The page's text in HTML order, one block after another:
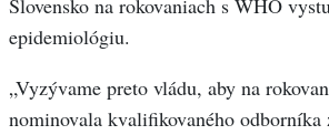
Slovensko na rokovaniach s WHO
epidemiológiu.
„Vyzývame preto vládu, aby na
nominovala kvalifikovaného odborníka